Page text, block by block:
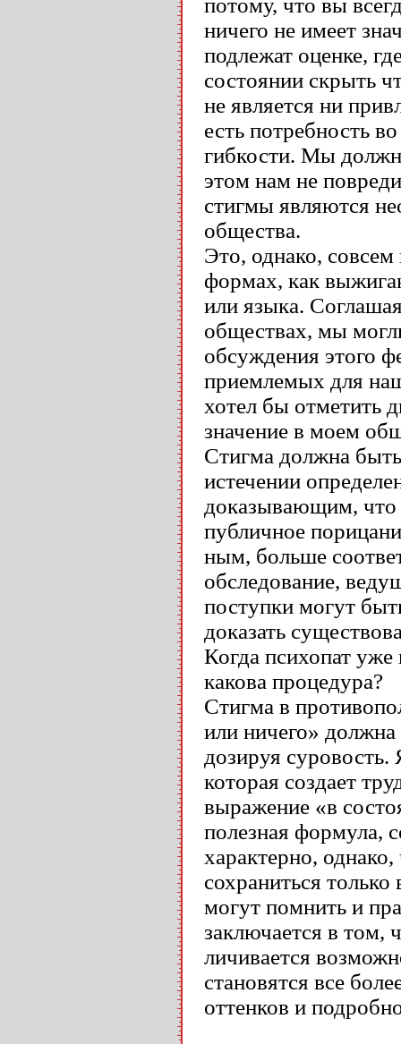
потому, что вы
ничего не имеет
подлежат оценке,
состоянии скрыть
не является ни
есть потребность
гибкости. Мы
этом нам не
стигмы являются
общества.
Это, однако, совсем
формах, как
или языка.
обществах, мы
обсуждения этого
приемлемых для
хотел бы отметить
значение в моем
Стигма должна
истечении
доказывающим, что
публичное
ным, больше
обследование,
поступки могут
доказать
Когда психопат
какова процедура?
Стигма в
или ничего»
дозируя
которая создает
выражение «в
полезная формула,
характерно,
сохраниться
могут помнить и
заключается в том,
личивается
становятся все
оттенков и